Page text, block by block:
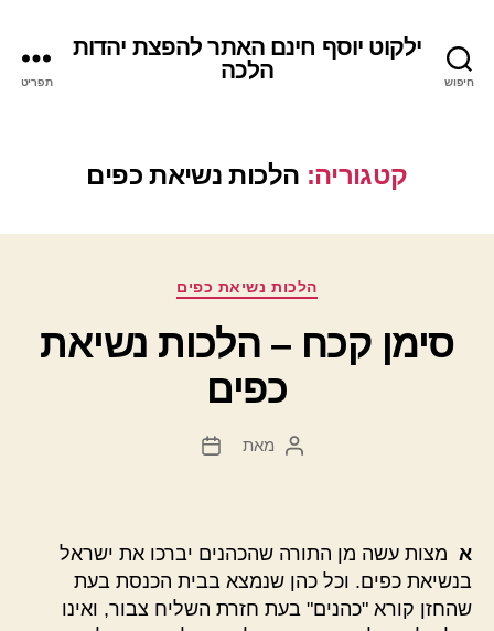
חיפוש
ילקוט יוסף חינם האתר להפצת יהדות
הלכה
תפריט
קטגוריה: הלכות נשיאת כפים
קטגוריות
הלכות נשיאת כפים
סימן קכח – הלכות נשיאת
כפים
המחבר
מאת
תאריך
א מצות עשה מן התורה שהכהנים יברכו את ישראל
בנשיאת כפים. וכל כהן שנמצא בבית הכנסת בעת
שהחזן קורא "כהנים" בעת חזרת השליח צבור, ואינו